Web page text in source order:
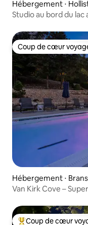
Hébergement ⋅
Studio au bord du lac
Coup de cœur
Coup de cœur
Hébergement ⋅
Van Kirk Cove –
Coup de cœur